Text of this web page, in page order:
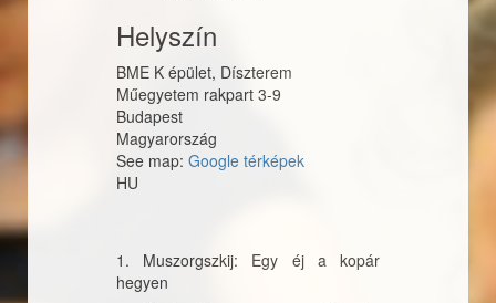
Helyszín
BME K épület, Díszterem
Műegyetem rakpart 3-9
Budapest
Magyarország
See map: Google térképek
HU
1. Muszorgszkij: Egy éj a kopár
hegyen